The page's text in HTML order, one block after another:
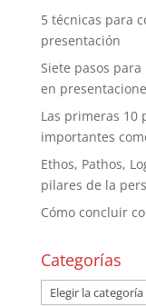
5 técnicas para
presentación
Siete pasos
en
Las primeras 10
importantes
Ethos, Pathos,
pilares de la
Cómo concluir
Categorías